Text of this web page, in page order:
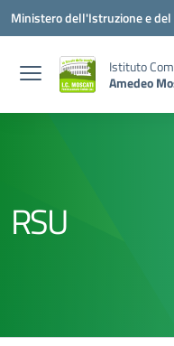
Vai ai contenuti
Vai al menu di navigazione
Vai al footer
Ministero dell'Istruzione e
Istituto
Amedeo
RSU